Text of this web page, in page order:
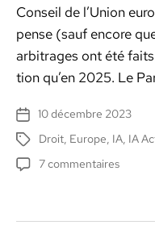
Con­seil de l’U­nion
pense (sauf encore
arbi­trages ont été
tion qu’en 2025. Le
Date
de
l’article
10 décembre 2023
Étiquettes
Droit, Europe, IA, IA
7 commentairessur